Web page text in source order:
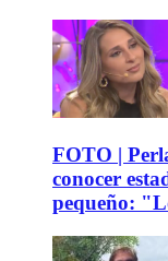
FOTO |
conocer
pequeño: